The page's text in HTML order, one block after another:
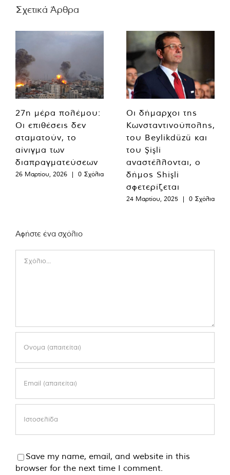
Σχετικά Άρθρα
27η μέρα πολέμου:
Οι επιθέσεις δεν
σταματούν, το
αίνιγμα των
διαπραγματεύσεων
26 Μαρτίου, 2026 | 0 Σχόλια
Οι δήμαρχοι της
Κωνσταντινούπολης,
του Beylikdüzü και
του Şişli
αναστέλλονται, ο
δήμος Shişli
σφετερίζεται
24 Μαρτίου, 2025 | 0 Σχόλια
Αφήστε ένα σχόλιο
Save my name, email, and website in this
browser for the next time I comment.